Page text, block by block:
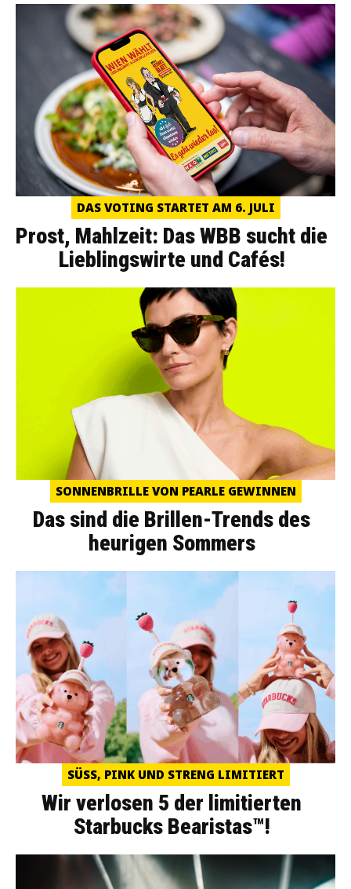
DAS VOTING STARTET AM 6. JULI
Prost, Mahlzeit: Das WBB sucht die
Lieblingswirte und Cafés!
SONNENBRILLE VON PEARLE GEWINNEN
Das sind die Brillen-Trends des
heurigen Sommers
SÜSS, PINK UND STRENG LIMITIERT
Wir verlosen 5 der limitierten
Starbucks Bearistas™!